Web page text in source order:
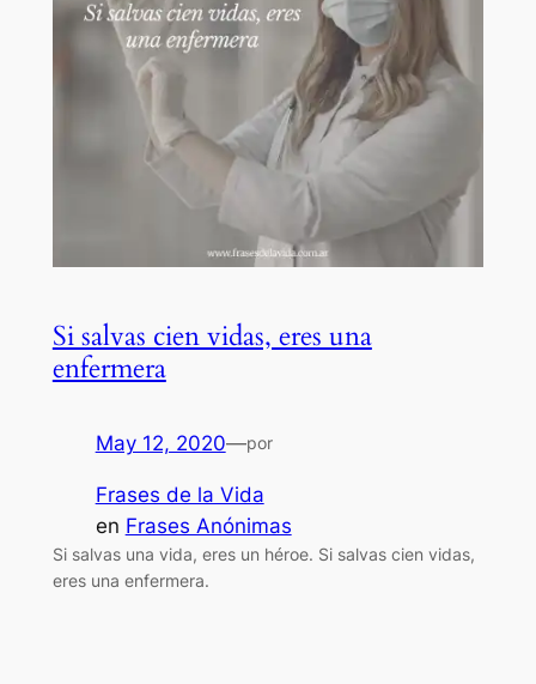
Si salvas cien vidas, eres una
enfermera
May 12, 2020—por
Frases de la Vida
en Frases Anónimas
Si salvas una vida, eres un héroe. Si salvas cien vidas,
eres una enfermera.